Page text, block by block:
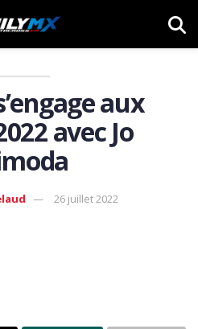
aux
avec Jo
26 juillet 2022